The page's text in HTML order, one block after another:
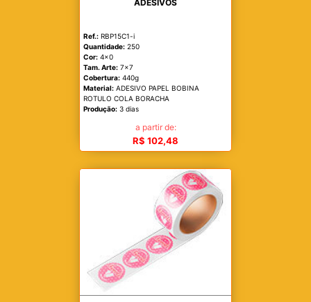
ADESIVOS
Ref.: RBP15C1-i
Quantidade: 250
Cor: 4x0
Tam. Arte: 7x7
Cobertura: 440g
Material: ADESIVO PAPEL BOBINA
ROTULO COLA BORACHA
Produção: 3 dias
a partir de:
R$ 102,48